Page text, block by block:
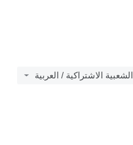
الاشتراكية / العربية